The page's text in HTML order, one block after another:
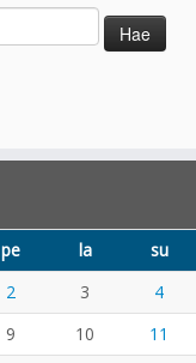
pe la
su
2 3
4
9 10
11